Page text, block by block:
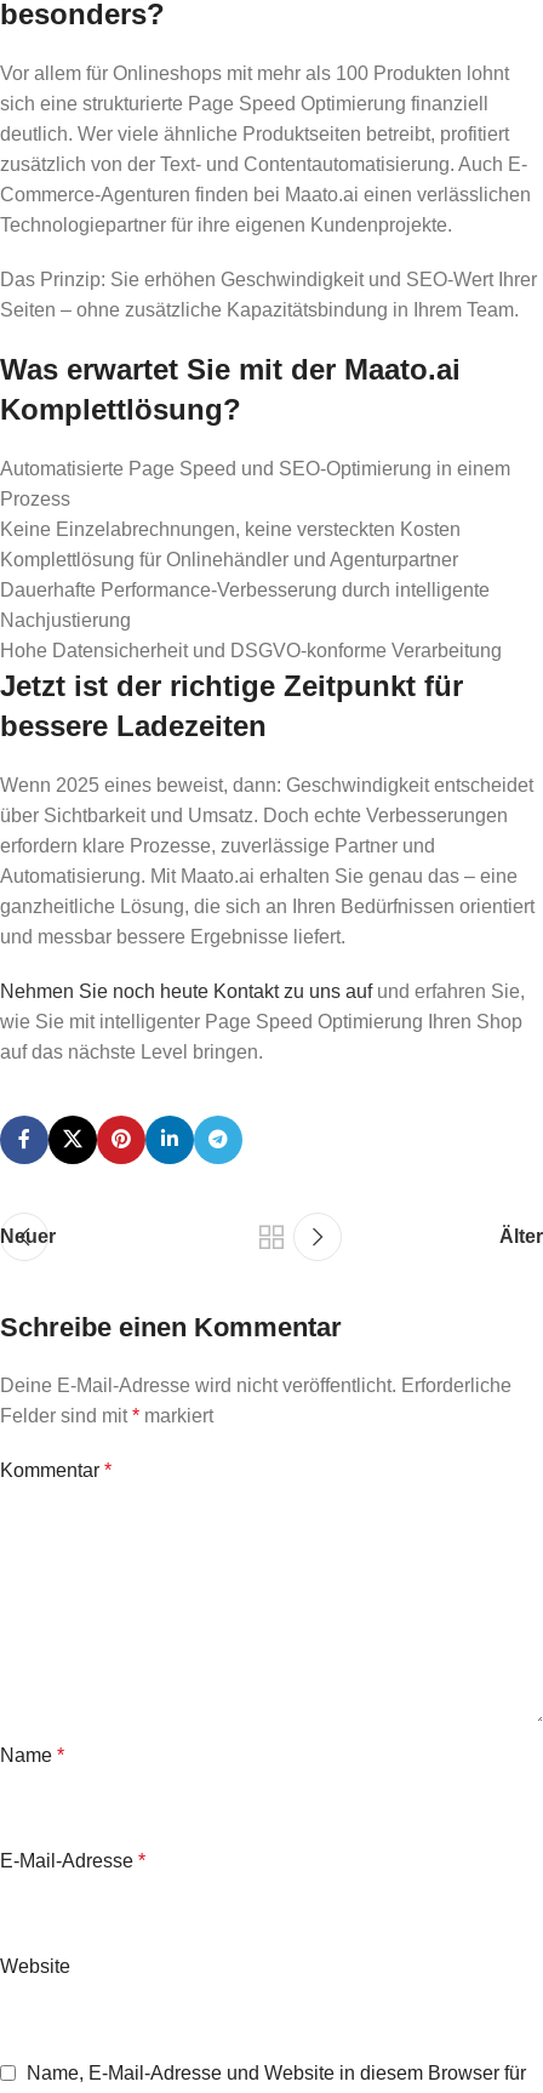
besonders?
Vor allem für Onlineshops mit mehr als 100 Produkten lohnt
sich eine strukturierte Page Speed Optimierung finanziell
deutlich. Wer viele ähnliche Produktseiten betreibt, profitiert
zusätzlich von der Text- und Contentautomatisierung. Auch E-
Commerce-Agenturen finden bei Maato.ai einen verlässlichen
Technologiepartner für ihre eigenen Kundenprojekte.
Das Prinzip: Sie erhöhen Geschwindigkeit und SEO-Wert Ihrer
Seiten – ohne zusätzliche Kapazitätsbindung in Ihrem Team.
Was erwartet Sie mit der Maato.ai
Komplettlösung?
Automatisierte Page Speed und SEO-Optimierung in einem
Prozess
Keine Einzelabrechnungen, keine versteckten Kosten
Komplettlösung für Onlinehändler und Agenturpartner
Dauerhafte Performance-Verbesserung durch intelligente
Nachjustierung
Hohe Datensicherheit und DSGVO-konforme Verarbeitung
Jetzt ist der richtige Zeitpunkt für
bessere Ladezeiten
Wenn 2025 eines beweist, dann: Geschwindigkeit entscheidet
über Sichtbarkeit und Umsatz. Doch echte Verbesserungen
erfordern klare Prozesse, zuverlässige Partner und
Automatisierung. Mit Maato.ai erhalten Sie genau das – eine
ganzheitliche Lösung, die sich an Ihren Bedürfnissen orientiert
und messbar bessere Ergebnisse liefert.
Nehmen Sie noch heute Kontakt zu uns aufund erfahren Sie,
wie Sie mit intelligenter Page Speed Optimierung Ihren Shop
auf das nächste Level bringen.
Neuer Älter
Schreibe einen Kommentar
Deine E-Mail-Adresse wird nicht veröffentlicht. Erforderliche
Felder sind mit* markiert
Kommentar *
Name *
E-Mail-Adresse *
Website
Name, E-Mail-Adresse und Website in diesem Browser für